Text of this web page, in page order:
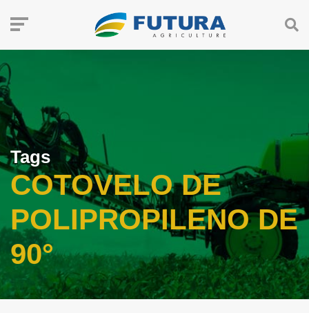
Tags
COTOVELO DE
POLIPROPILENO DE
90°